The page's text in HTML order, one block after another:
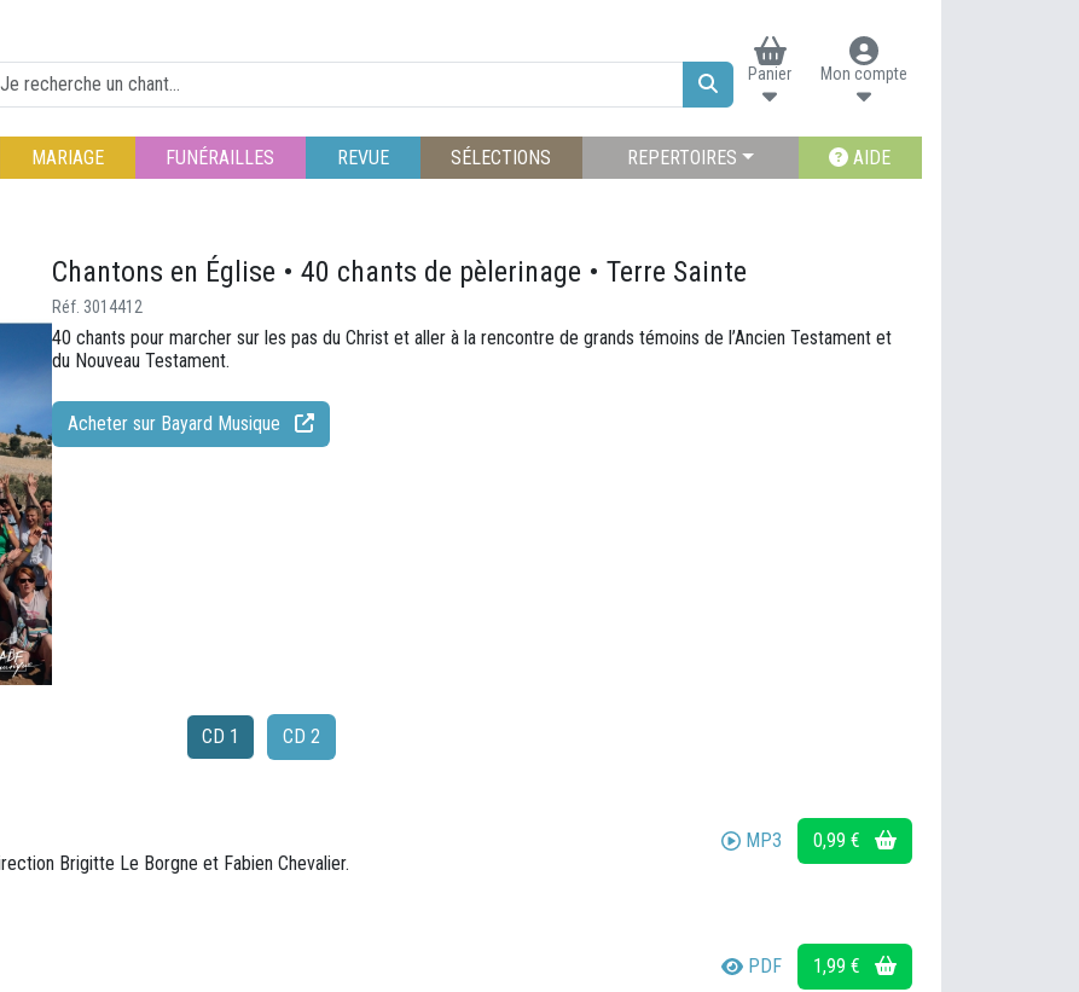
Panier Mon compte
MARIAGE FUNÉRAILLES REVUE SÉLECTIONS REPERTOIRES AIDE
Chantons en Église • 40 chants de pèlerinage • Terre Sainte
Réf. 3014412
40 chants pour marcher sur les pas du Christ et aller à la rencontre de grands témoins de l’Ancien Testament et
du Nouveau Testament.
Acheter sur Bayard Musique
CD 1 CD 2
Brigitte Le Borgne et Fabien Chevalier.
MP3 0,99 €
PDF 1,99 €